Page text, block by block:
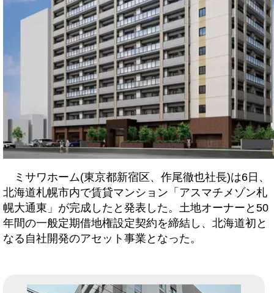
ミサワホーム(東京都新宿区、作尾徹也社長)は6日、
北海道札幌市内で賃貸マンション「アスマチメゾン札
幌大通東」が完成したと発表した。土地オーナーと50
年間の一般定期借地権設定契約を締結し、北海道初と
なる自社開発のアセット事業となった。